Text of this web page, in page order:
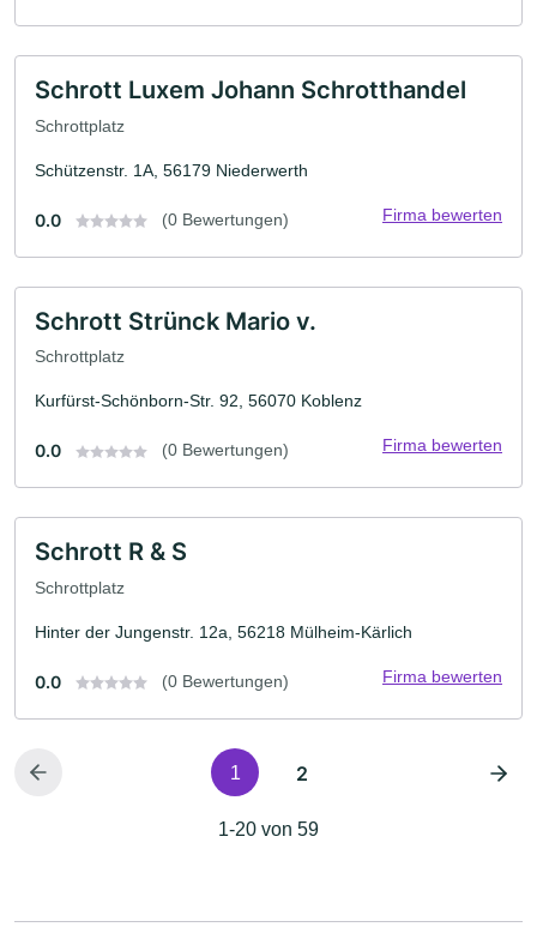
Schrott Luxem Johann Schrotthandel
Schrottplatz
Schützenstr. 1A, 56179 Niederwerth
0.0 (0 Bewertungen) Firma bewerten
Schrott Strünck Mario v.
Schrottplatz
Kurfürst-Schönborn-Str. 92, 56070 Koblenz
0.0 (0 Bewertungen) Firma bewerten
Schrott R & S
Schrottplatz
Hinter der Jungenstr. 12a, 56218 Mülheim-Kärlich
0.0 (0 Bewertungen) Firma bewerten
1 2
1-20 von 59